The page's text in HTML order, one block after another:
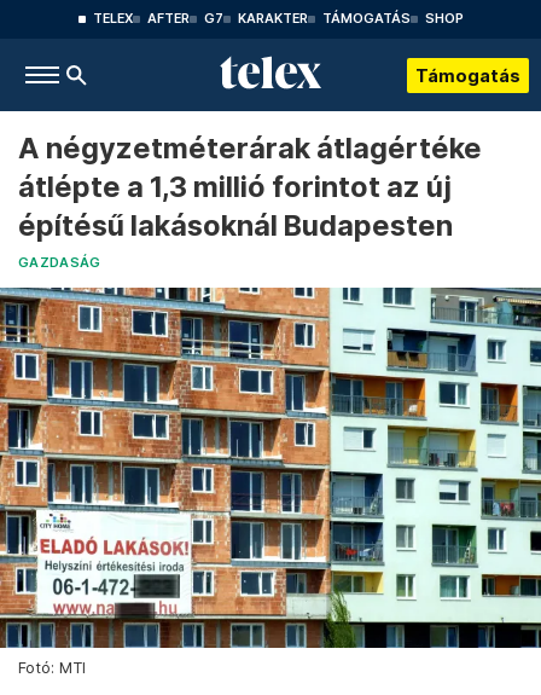
TELEX AFTER G7 KARAKTER TÁMOGATÁS SHOP
Támogatás
A négyzetméterárak átlagértéke
átlépte a 1,3 millió forintot az új
építésű lakásoknál Budapesten
GAZDASÁG
Fotó: MTI